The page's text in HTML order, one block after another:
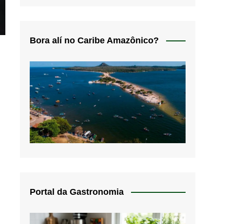
Bora alí no Caribe Amazônico?
Portal da Gastronomia